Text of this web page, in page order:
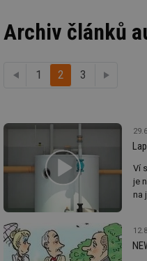
Archiv článků
předchozí
1 2 3
Ví
je
na
s